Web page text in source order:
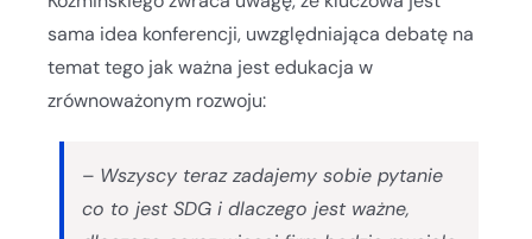
sama idea konferencji, uwzględniająca debatę na
temat tego jak ważna jest edukacja w
zrównoważonym rozwoju:
– Wszyscy teraz zadajemy sobie pytanie
co to jest SDG i dlaczego jest ważne,